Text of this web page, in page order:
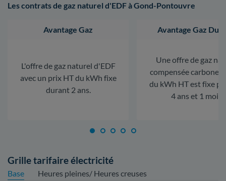
Les contrats de gaz naturel d'EDF à Gond-Pontouvre
Avantage Gaz
L'offre de gaz naturel d'EDF
avec un prix HT du kWh fixe
durant 2 ans.
Avantage Gaz
Une offre de gaz
compensée carbone.
du kWh HT est fixe
4 ans et 1 mois.
Grille tarifaire électricité
Base
Heures pleines/ Heures creuses